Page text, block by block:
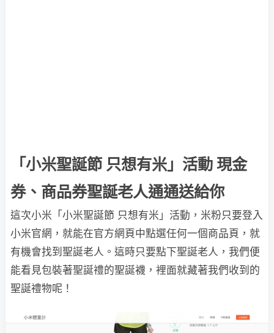
「小米聖誕節 只想有米」活動 現金
券、商品券聖誕老人通通送給你
這次小米「小米聖誕節 只想有米」活動，米粉只要登入
小米官網，就能在官方網頁中點選任何一個商品頁，就
有機會找到聖誕老人。這時只要點下聖誕老人，我們便
能看見包裝著聖誕禮的聖誕襪，裡面就藏著我們收到的
聖誕禮物呢！